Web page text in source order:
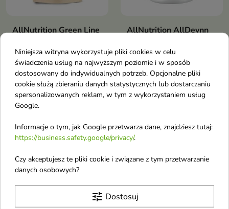
AllNutrition Green Line
Charakteryzuje się bardzo niską
wartością energetyczną i nie
wpływa znacząco na poziom
glukozy we krwi
AllNutrition AllDeynn
Gum 450 g
Wspiera zwiększenie energii i
gotowości organizmu do
wysiłku.
Nowość
Niniejsza witryna wykorzystuje pliki cookies w celu
świadczenia usług na najwyższym poziomie i w sposób
dostosowany do indywidualnych potrzeb. Opcjonalne pliki
cookie służą zbieraniu danych statystycznych lub dostarczaniu
spersonalizowanych reklam, w tym z wykorzystaniem usług
Google.
Informacje o tym, jak Google przetwarza dane, znajdziesz tutaj:
https://business.safety.google/privacy/.
Czy akceptujesz te pliki cookie i związane z tym przetwarzanie
danych osobowych?
tune Dostosuj